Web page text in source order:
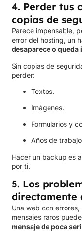
4. Perder tus
copias de
Parece impensable,
error del hosting, un
desaparece o queda
Sin copias de
perder:
Textos.
Imágenes.
Formularios y
Años de
Hacer un backup es
por ti.
5. Los
directamente
Una web con
mensajes raros
mensaje de poca